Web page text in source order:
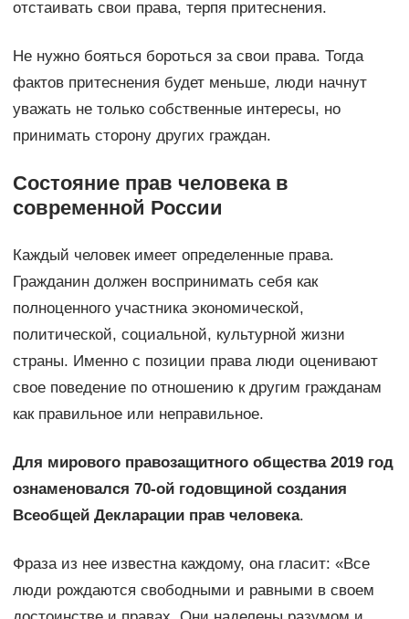
отстаивать свои права, терпя притеснения.
Не нужно бояться бороться за свои права. Тогда
фактов притеснения будет меньше, люди начнут
уважать не только собственные интересы, но
принимать сторону других граждан.
Состояние прав человека в
современной России
Каждый человек имеет определенные права.
Гражданин должен воспринимать себя как
полноценного участника экономической,
политической, социальной, культурной жизни
страны. Именно с позиции права люди оценивают
свое поведение по отношению к другим гражданам
как правильное или неправильное.
Для мирового правозащитного общества 2019 год
ознаменовался 70-ой годовщиной создания
Всеобщей Декларации прав человека.
Фраза из нее известна каждому, она гласит: «Все
люди рождаются свободными и равными в своем